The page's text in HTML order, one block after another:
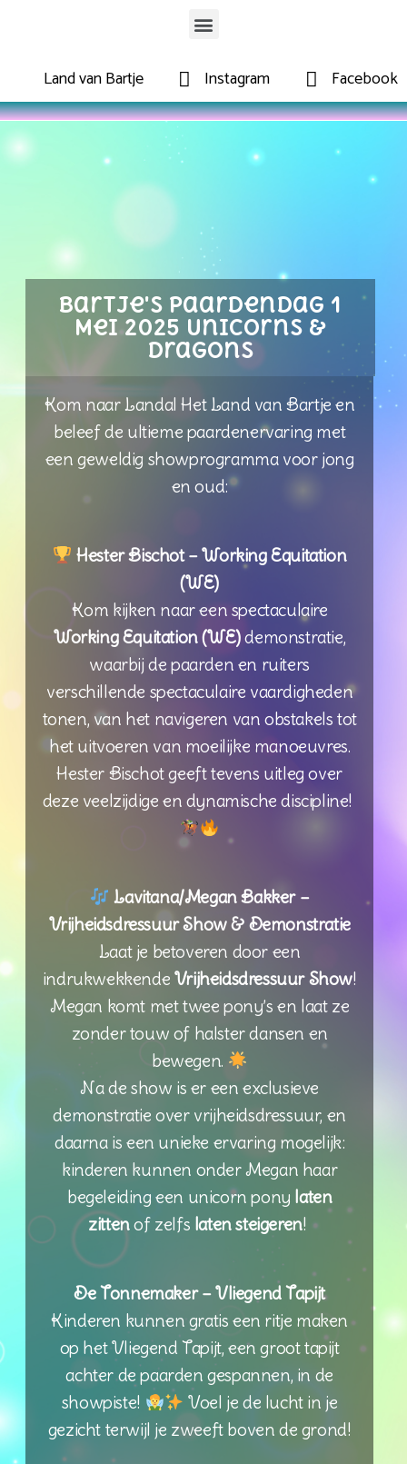
Land van Bartje Instagram Facebook
Bartje's Paardendag 1
Mei 2025 Unicorns &
Dragons
Kom naar Landal Het Land van Bartje en
beleef de ultieme paardenervaring met
een geweldig showprogramma voor jong
en oud:
Hester Bischot – Working Equitation
(WE)
Kom kijken naar een spectaculaire
Working Equitation (WE)demonstratie,
waarbij de paarden en ruiters
verschillende spectaculaire vaardigheden
tonen, van het navigeren van obstakels tot
het uitvoeren van moeilijke manoeuvres.
Hester Bischot geeft tevens uitleg over
deze veelzijdige en dynamische discipline!
Lavitana/Megan Bakker –
Vrijheidsdressuur Show & Demonstratie
Laat je betoveren door een
indrukwekkende Vrijheidsdressuur Show!
Megan komt met twee pony’s en laat ze
zonder touw of halster dansen en
bewegen.
Na de show is er een exclusieve
demonstratie over vrijheidsdressuur, en
daarna is een unieke ervaring mogelijk:
kinderen kunnen onder Megan haar
begeleiding een unicorn pony laten
zittenof zelfs laten steigeren!
De Tonnemaker – Vliegend Tapijt
Kinderen kunnen gratis een ritje maken
op het Vliegend Tapijt, een groot tapijt
achter de paarden gespannen, in de
showpiste!
Voel je de lucht in je
gezicht terwijl je zweeft boven de grond!